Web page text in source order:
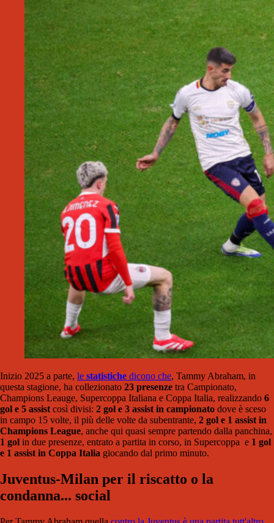
Inizio 2025 a parte, le statistiche dicono che, Tammy Abraham, in
questa stagione, ha collezionato 23 presenze tra Campionato,
Champions Leauge, Supercoppa Italiana e Coppa Italia, realizzando 6
gol e 5 assist così divisi: 2 gol e 3 assist in campionato dove è sceso
in campo 15 volte, il più delle volte da subentrante, 2 gol e 1 assist in
Champions League, anche qui quasi sempre partendo dalla panchina,
1 gol in due presenze, entrato a partita in corso, in Supercoppa e 1 gol
e 1 assist in Coppa Italia giocando dal primo minuto.
Juventus-Milan per il riscatto o la
condanna... social